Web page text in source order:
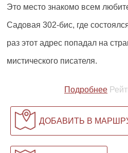
Это место знакомо всем
Садовая 302-бис, где
раз этот адрес попадал на
мистического писателя.
Подробнее
ДОБАВИТЬ В